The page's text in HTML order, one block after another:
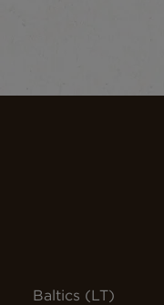
Baltics (LT)